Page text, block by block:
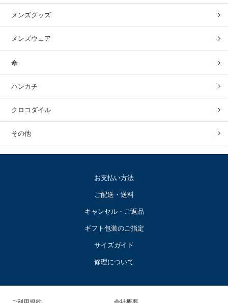
メンズグッズ
メンズウェア
傘
ハンカチ
クロコダイル
その他
お支払い方法
ご配送・送料
キャンセル・ご返品
ギフト包装のご指定
サイズガイド
修理について